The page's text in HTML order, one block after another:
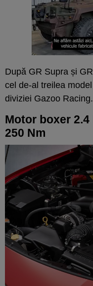
După GR Supra și
cel de-al treilea
diviziei Gazoo Racing.
Motor boxer 2.4
250 Nm